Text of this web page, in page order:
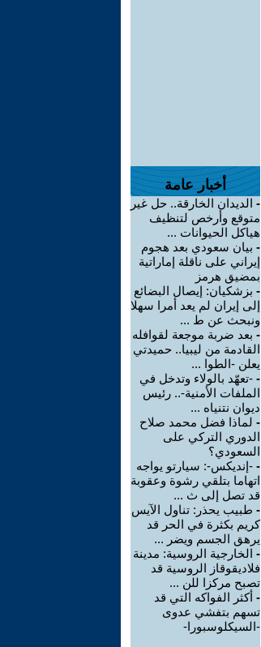
أخبار عامة
- الديدان الخارقة.. حل غير
متوقع وأرخص لتنظيف
هياكل الحيوانات ...
- بيان سعودي بعد هجوم
إيراني على ناقلة إماراتية
بمضيق هرمز
- بزشكيان: إيصال البضائع
إلى إيران لم يعد أمرا سهلا
ونبحث عن ط ...
- بعد ضربة موجعة لقوافله
القادمة من ليبيا.. حميدتي
يعلن -الطوا ...
- -تعهّد بالولاء وتدخل في
الملفات الأمنية-.. رئيس
ديوان نتنياه ...
- لماذا فضل محمد صلاح
الدوري التركي على
السعودي؟
- -إنديكس-: سيارتو يواجه
اتهاما بتلقي رشوة وعقوبة
قد تصل إلى ث ...
- طبيب يحذر: تناول الآيس
كريم بكثرة في الحر قد
يرهق الجسم ويضر ...
- الخارجية الروسية: مدينة
فلاديقوقاز الروسية قد
تصبح مركزا للن ...
- أكثر الفواكه التي قد
تسهم بتفشي عدوى
-السيكلوسبورا-